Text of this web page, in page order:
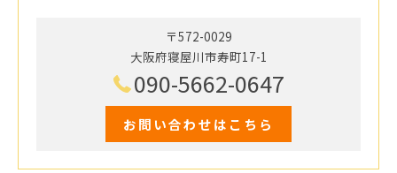
〒572-0029
大阪府寝屋川市寿町17-1
090-5662-0647
お問い合わせはこちら